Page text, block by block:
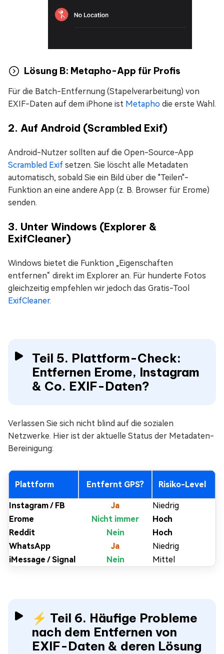
Lösung B: Metapho-App für Profis
Für die Batch-Entfernung (Stapelverarbeitung) von
EXIF-Daten auf dem iPhone ist Metapho die erste Wahl.
2. Auf Android (Scrambled Exif)
Android-Nutzer sollten auf die Open-Source-App
Scrambled Exif setzen. Sie löscht alle Metadaten
automatisch, sobald Sie ein Bild über die "Teilen"-
Funktion an eine andere App (z. B. Browser für Erome)
senden.
3. Unter Windows (Explorer &
ExifCleaner)
Windows bietet die Funktion „Eigenschaften
entfernen“ direkt im Explorer an. Für hunderte Fotos
gleichzeitig empfehlen wir jedoch das Gratis-Tool
ExifCleaner.
Teil 5. Plattform-Check:
Entfernen Erome, Instagram
& Co. EXIF-Daten?
Verlassen Sie sich nicht blind auf die sozialen
Netzwerke. Hier ist der aktuelle Status der Metadaten-
Bereinigung:
Plattform Entfernt GPS? Risiko-Level
Instagram / FB Ja
Niedrig
Erome
Nicht immer
Hoch
Reddit
Nein
Hoch
WhatsApp
Ja
Niedrig
iMessage / Signal
Nein Mittel
⚡ Teil 6. Häufige Probleme
nach dem Entfernen von
EXIF-Daten & deren Lösung